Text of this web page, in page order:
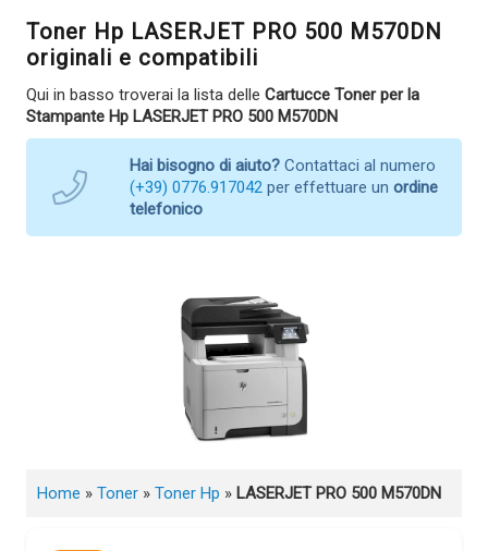
Toner Hp LASERJET PRO 500 M570DN
originali e compatibili
Qui in basso troverai la lista delle Cartucce Toner per la
Stampante Hp LASERJET PRO 500 M570DN
Hai bisogno di aiuto? Contattaci al numero
(+39) 0776.917042 per effettuare un ordine
telefonico
Home » Toner » Toner Hp » LASERJET PRO 500 M570DN